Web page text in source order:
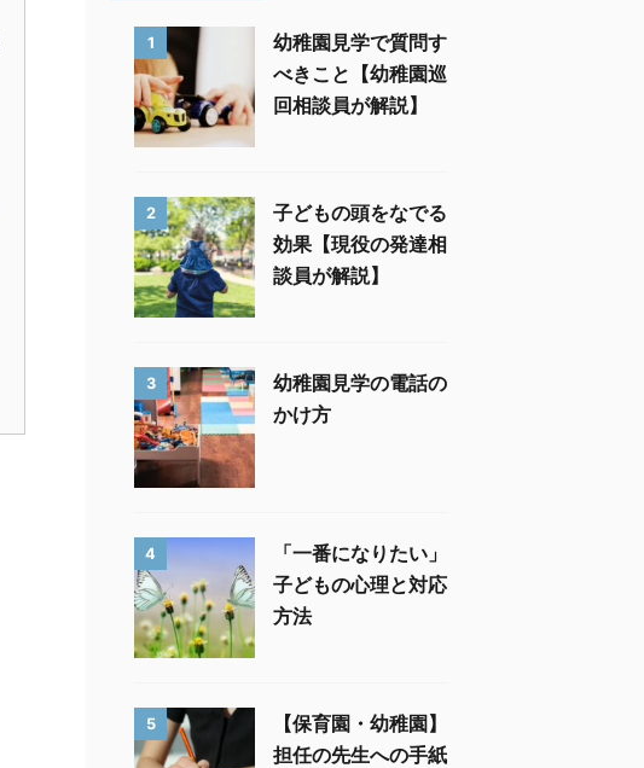
1
幼稚園見学で質問す
べきこと【幼稚園巡
回相談員が解説】
2
子どもの頭をなでる
効果【現役の発達相
談員が解説】
3
幼稚園見学の電話の
かけ方
4
「一番になりたい」
子どもの心理と対応
方法
5
【保育園・幼稚園】
担任の先生への手紙